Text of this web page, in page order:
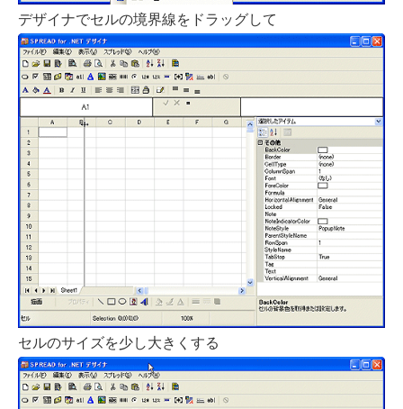
デザイナでセルの境界線をドラッグして
セルのサイズを少し大きくする